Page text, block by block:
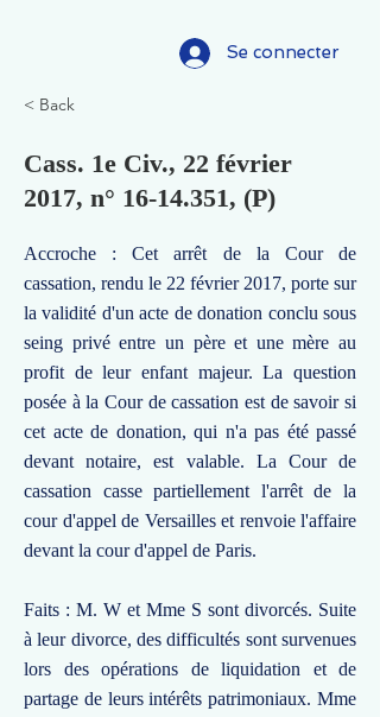
Se connecter
< Back
Cass. 1e Civ., 22 février
2017, n° 16-14.351, (P)
Accroche : Cet arrêt de la Cour de
cassation, rendu le 22 février 2017, porte sur
la validité d'un acte de donation conclu sous
seing privé entre un père et une mère au
profit de leur enfant majeur. La question
posée à la Cour de cassation est de savoir si
cet acte de donation, qui n'a pas été passé
devant notaire, est valable. La Cour de
cassation casse partiellement l'arrêt de la
cour d'appel de Versailles et renvoie l'affaire
devant la cour d'appel de Paris.
Faits : M. W et Mme S sont divorcés. Suite
à leur divorce, des difficultés sont survenues
lors des opérations de liquidation et de
partage de leurs intérêts patrimoniaux. Mme